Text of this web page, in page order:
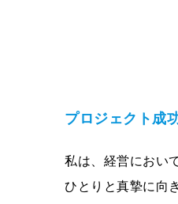
プロジェクト成
私は、経営におい
ひとりと真摯に向